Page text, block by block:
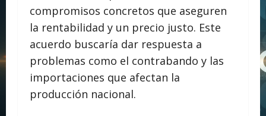
compromisos concretos que aseguren
la rentabilidad y un precio justo. Este
acuerdo buscaría dar respuesta a
problemas como el contrabando y las
importaciones que afectan la
producción nacional.